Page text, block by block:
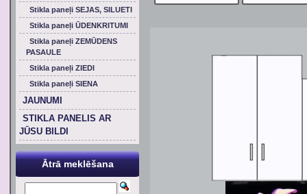
Stikla paneļi SEJAS, SILUETI
Stikla paneļi ŪDENKRITUMI
Stikla paneļi ZEMŪDENS
PASAULE
Stikla paneļi ZIEDI
Stikla paneļi SIENA
JAUNUMI
STIKLA PANELIS AR
JŪSU BILDI
Ātrā meklēšana